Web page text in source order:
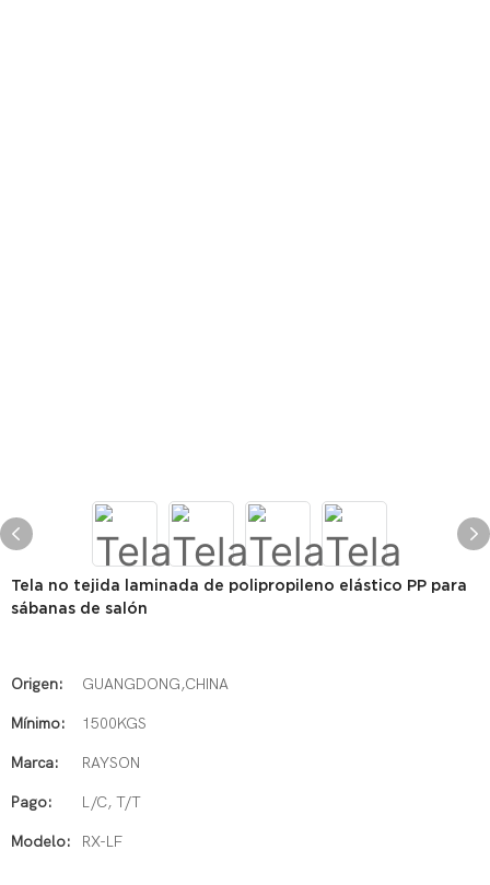
Tela no tejida laminada de polipropileno elástico PP para
sábanas de salón
Origen: GUANGDONG,CHINA
Mínimo: 1500KGS
Marca: RAYSON
Pago: L/C, T/T
Modelo: RX-LF